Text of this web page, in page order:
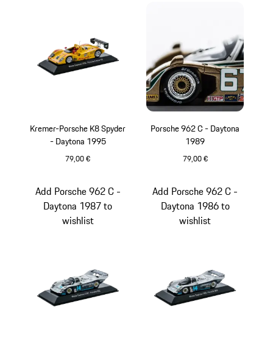
Kremer-Porsche K8 Spyder
- Daytona 1995
79,00 €
Porsche 962 C - Daytona
1989
79,00 €
Add Porsche 962 C -
Daytona 1987 to
wishlist
Add Porsche 962 C -
Daytona 1986 to
wishlist